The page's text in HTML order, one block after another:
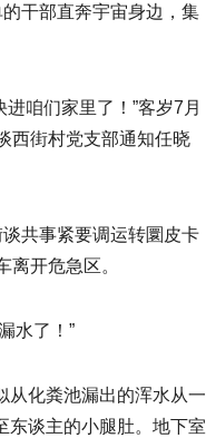
干部直奔宇宙身边，集
咱们家里了！”客岁7月
西街村党支部通知任晓
共事紧要调运转圜皮卡
开危急区。
水了！”
从化粪池漏出的浑水从一
东谈主的小腿肚。地下室